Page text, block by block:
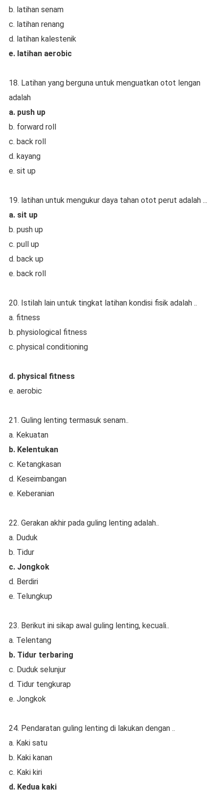
b. latihan senam
c. latihan renang
d. latihan kalestenik
e. latihan aerobic
18. Latihan yang berguna untuk menguatkan otot lengan
adalah
a. push up
b. forward roll
c. back roll
d. kayang
e. sit up
19. latihan untuk mengukur daya tahan otot perut adalah ...
a. sit up
b. push up
c. pull up
d. back up
e. back roll
20. Istilah lain untuk tingkat latihan kondisi fisik adalah ..
a. fitness
b. physiological fitness
c. physical conditioning
d. physical fitness
e. aerobic
21. Guling lenting termasuk senam..
a. Kekuatan
b. Kelentukan
c. Ketangkasan
d. Keseimbangan
e. Keberanian
22. Gerakan akhir pada guling lenting adalah..
a. Duduk
b. Tidur
c. Jongkok
d. Berdiri
e. Telungkup
23. Berikut ini sikap awal guling lenting, kecuali..
a. Telentang
b. Tidur terbaring
c. Duduk selunjur
d. Tidur tengkurap
e. Jongkok
24. Pendaratan guling lenting di lakukan dengan ..
a. Kaki satu
b. Kaki kanan
c. Kaki kiri
d. Kedua kaki